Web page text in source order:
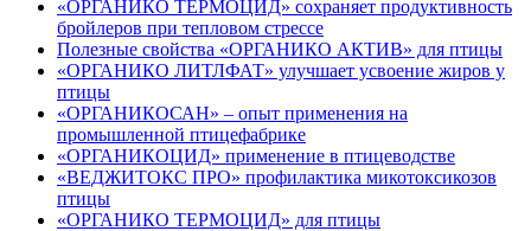
«ОРГАНИКО ТЕРМОЦИД» сохраняет продуктивность
бройлеров при тепловом стрессе
Полезные свойства «ОРГАНИКО АКТИВ» для птицы
«ОРГАНИКО ЛИТЛФАТ» улучшает усвоение жиров у
птицы
«ОРГАНИКОСАН» – опыт применения на
промышленной птицефабрике
«ОРГАНИКОЦИД» применение в птицеводстве
«ВЕДЖИТОКС ПРО» профилактика микотоксикозов
птицы
«ОРГАНИКО ТЕРМОЦИД» для птицы